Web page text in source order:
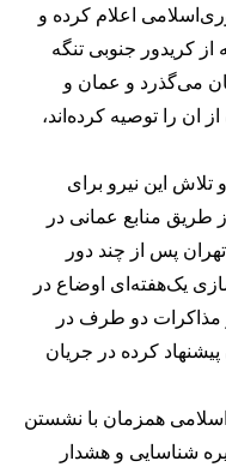
اعلام کرده و
از کریدور جنوبی تنگه
می‌گذرد و عمان و
ان را توصیه کرده‌اند،
این نیرو برای
منابع عمانی در
پس از چند دور
بر سر آرام‌سازی یک‌هفته‌ای اوضاع در
مذاکرات دو طرف در
کرده در جریان
همزمان با نشستن
شناسایی و هشدار